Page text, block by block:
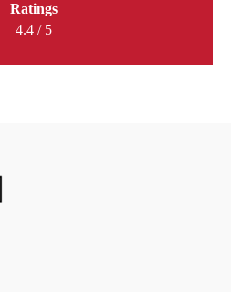
Ratings
4.4 / 5